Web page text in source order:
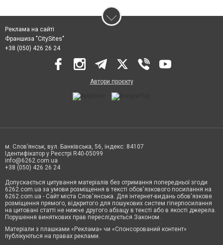
Реклама на сайті
Франшиза "CitySites"
+38 (050) 426 26 24
Автори проєкту
м. Слов’янськ, вул. Банківська, 56, індекс: 84107
Ідентифікатор у Реєстрі R40-05099
info@6262.com.ua
+38 (050) 426 26 24
Допускається цитування матеріалів без отримання попередньої згоди
6262.com.ua за умови розміщення в тексті обов'язкового посилання на
6262.com.ua - Сайт міста Слов'янська. Для інтернет-видань обов'язкове
розміщення прямого, відкритого для пошукових систем гіперпосилання
на цитовані статті не нижче другого абзацу в тексті або в якості джерела.
Порушення виняткових прав переслідується Законом.
Матеріали з плашками «Реклама» чи «Спонсорований контент»
публікуються на правах реклами.